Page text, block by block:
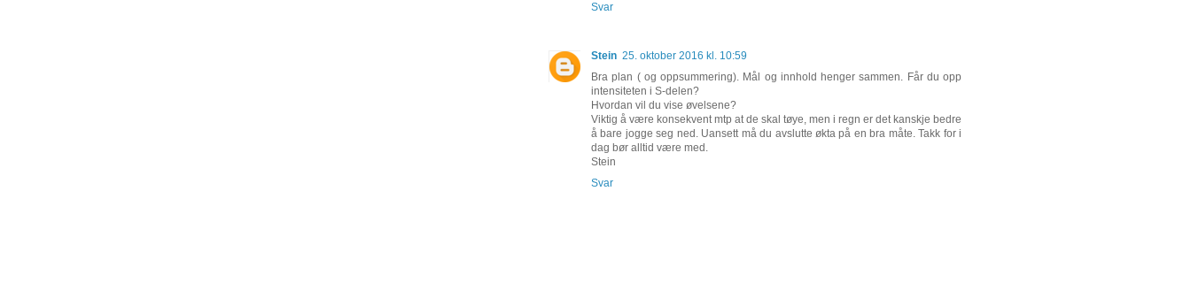
Svar
Stein 25. oktober 2016 kl. 10:59
Bra plan ( og oppsummering). Mål og innhold henger sammen. Får du opp
intensiteten i S-delen?
Hvordan vil du vise øvelsene?
Viktig å være konsekvent mtp at de skal tøye, men i regn er det kanskje bedre
å bare jogge seg ned. Uansett må du avslutte økta på en bra måte. Takk for i
dag bør alltid være med.
Stein
Svar